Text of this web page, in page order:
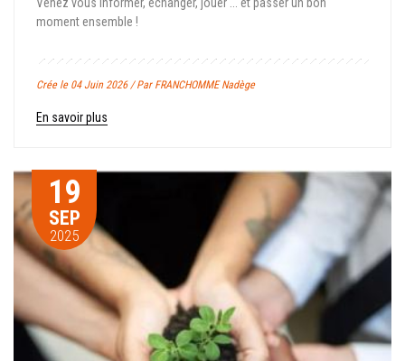
moment ensemble !
Crée le 04 Juin 2026 / Par FRANCHOMME Nadège
En savoir plus
19
SEP
2025